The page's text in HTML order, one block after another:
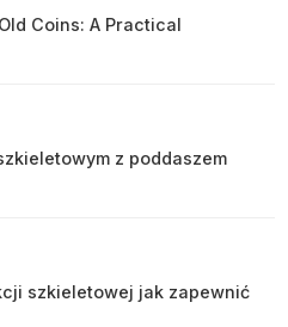
Coins: A Practical
z poddaszem
szkieletowej jak zapewnić